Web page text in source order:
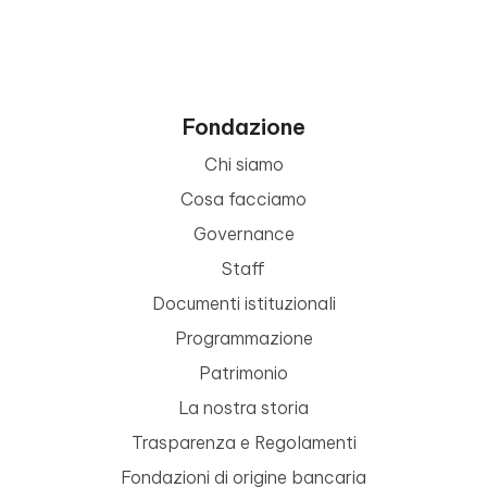
Fondazione
Chi siamo
Cosa facciamo
Governance
Staff
Documenti istituzionali
Programmazione
Patrimonio
La nostra storia
Trasparenza e Regolamenti
Fondazioni di origine bancaria